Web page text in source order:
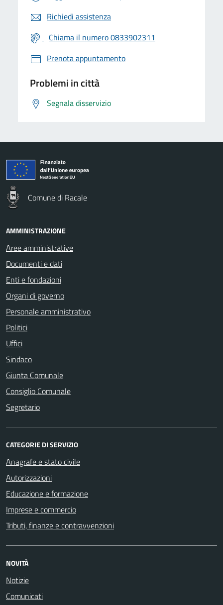
Richiedi assistenza
Chiama il numero 0833902311
Prenota appuntamento
Problemi in città
Segnala disservizio
Comune di Racale
AMMINISTRAZIONE
Aree amministrative
Documenti e dati
Enti e fondazioni
Organi di governo
Personale amministrativo
Politici
Uffici
Sindaco
Giunta Comunale
Consiglio Comunale
Segretario
CATEGORIE DI SERVIZIO
Anagrafe e stato civile
Autorizzazioni
Educazione e formazione
Imprese e commercio
Tributi, finanze e contravvenzioni
NOVITÀ
Notizie
Comunicati